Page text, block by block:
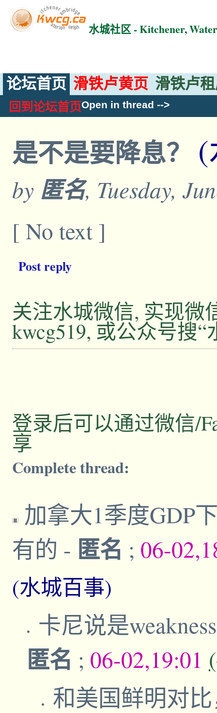
水城社区 - Kitchener,
论坛首页 滑铁卢黄页 滑铁卢
回到论坛首页Open in thread -->
是不是要降息？
by 匿名, Tuesday,
[ No text ]
Post reply
关注水城微信, 实现微
kwcg519, 或公众号搜“
登录后可以通过微信/
享
Complete thread:
加拿大1季度GDP
有的 - 匿名 ; 06-
(水城百事)
卡尼说是
匿名 ; 06-02,19:01
和美国鲜明对